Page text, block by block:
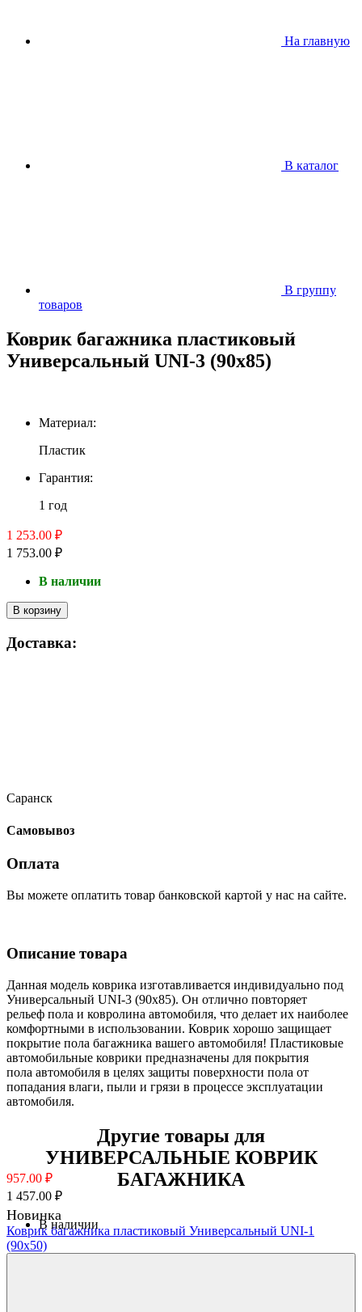
На главную
В каталог
В группу
товаров
Коврик багажника пластиковый
Универсальный UNI-3 (90x85)
Материал:
Пластик
Гарантия:
1 год
1 253.00 ₽
1 753.00 ₽
В наличии
В корзину
Доставка:
Саранск
Самовывоз
Оплата
Вы можете оплатить товар банковской картой у нас на сайте.
Описание товара
Данная модель коврика изготавливается индивидуально под
Универсальный UNI-3 (90x85). Он отлично повторяет
рельеф пола и ковролина автомобиля, что делает их наиболее
комфортными в использовании. Коврик хорошо защищает
покрытие пола багажника вашего автомобиля! Пластиковые
автомобильные коврики предназначены для покрытия
пола автомобиля в целях защиты поверхности пола от
попадания влаги, пыли и грязи в процессе эксплуатации
автомобиля.
Другие товары для
УНИВЕРСАЛЬНЫЕ КОВРИК
БАГАЖНИКА
Новинка
Коврик багажника пластиковый Универсальный UNI-1
(90x50)
957.00 ₽
1 457.00 ₽
В наличии